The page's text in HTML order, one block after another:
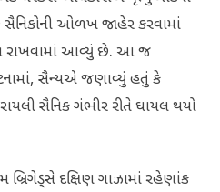
સૈનિકોની ઓળખ જાહેર કરવામાં
રાખવામાં આવ્યું છે. આ જ
સૈન્યએ જણાવ્યું હતું કે
સૈનિક ગંભીર રીતે ઘાયલ થયો
દક્ષિણ ગાઝામાં રહેણાંક